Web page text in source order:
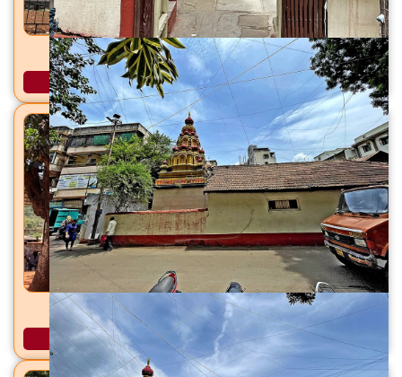
जर्सेश्वर महादेव मंदिर सांगरूण, ता. हवेली, जि. पुणे
अधिक माहिती
शिरकाई देवी मंदिर शिरकोली, ता. वेल्हे (राजगड), जि. पुणे
अधिक माहिती